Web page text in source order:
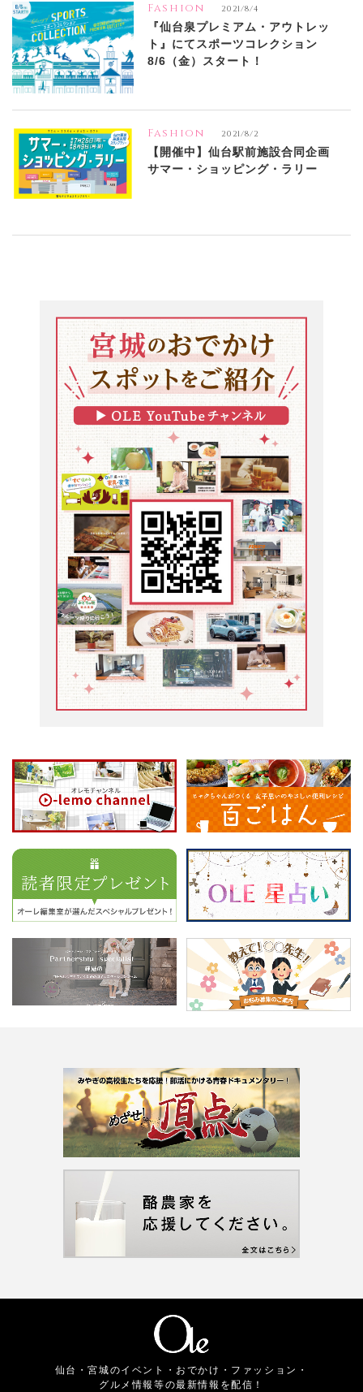
Fashion 2021/8/4
『仙台泉プレミアム・アウトレッ
ト』にてスポーツコレクション
8/6（金）スタート！
Fashion 2021/8/2
【開催中】仙台駅前施設合同企画
サマー・ショッピング・ラリー
仙台・宮城のイベント・おでかけ・ファッション・
グルメ情報等の最新情報を配信！